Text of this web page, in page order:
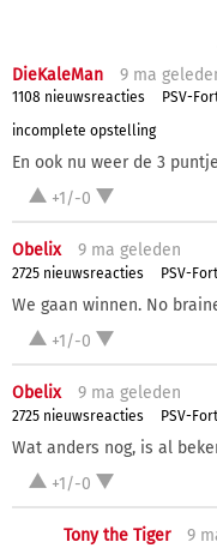
DieKaleMan 9 ma
1108 nieuwsreacties
PSV-
incomplete opstelling
En ook nu weer de 3
+1/-0
Obelix 9 ma geleden
2725 nieuwsreacties PSV-
We gaan winnen. No
+1/-0
Obelix 9 ma geleden
2725 nieuwsreacties PSV-
Wat anders nog, is al
+1/-0
Tony the Tiger 9